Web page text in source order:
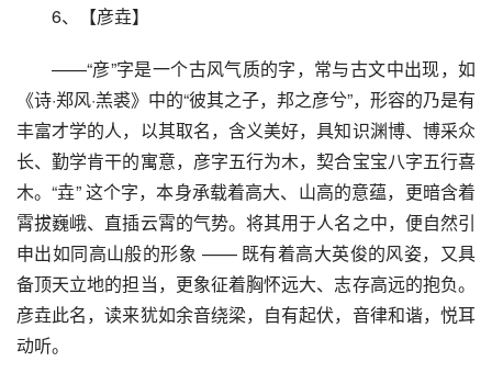
6、【彦垚】
——“彦”字是一个古风气质的字，常与古文中出现，如
《诗·郑风·羔裘》中的“彼其之子，邦之彦兮”，形容的乃是有
丰富才学的人，以其取名，含义美好，具知识渊博、博采众
长、勤学肯干的寓意，彦字五行为木，契合宝宝八字五行喜
木。“垚” 这个字，本身承载着高大、山高的意蕴，更暗含着
霄拔巍峨、直插云霄的气势。将其用于人名之中，便自然引
申出如同高山般的形象 —— 既有着高大英俊的风姿，又具
备顶天立地的担当，更象征着胸怀远大、志存高远的抱负。
彦垚此名，读来犹如余音绕梁，自有起伏，音律和谐，悦耳
动听。